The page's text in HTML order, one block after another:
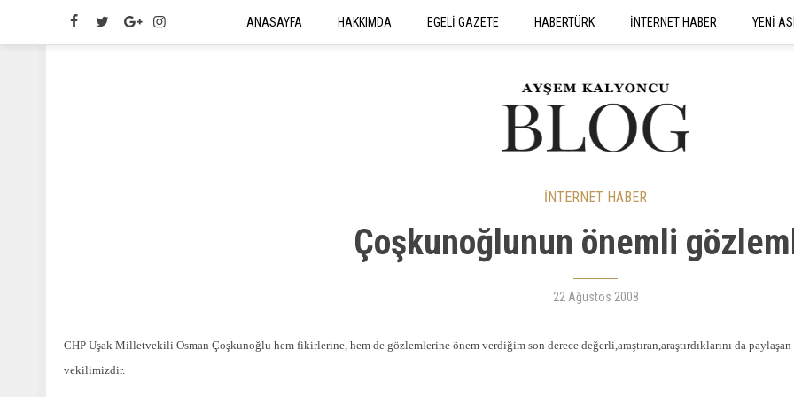
ANASAYFA HAKKIMDA EGELİ GAZETE HABERTÜRK İNTERNET HABER
YENİ
SEYAHATNAME
İNTERNET HABER
Çoşkunoğlunun önemli
22 Ağustos 2008
CHP Uşak Milletvekili Osman Çoşkunoğlu hem fikirlerine, hem de gözlemlerine önem verdiğim son derece değerli,araştıran,araştırdıklarını da
vekilimizdir.